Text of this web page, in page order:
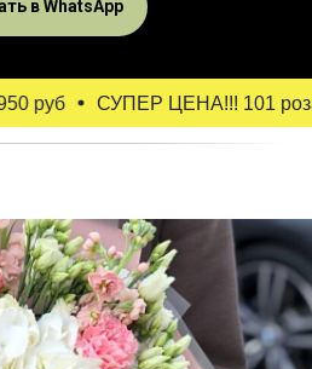
в WhatsApp
руб СУПЕР ЦЕНА!!! 101 роза